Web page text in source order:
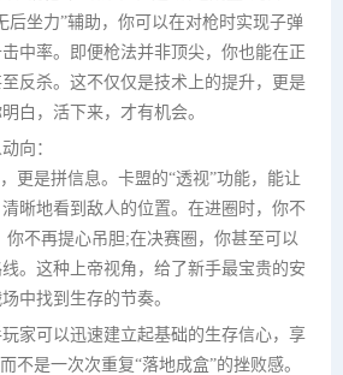
后坐力”辅助，你可以在对枪时实现子弹
中率。即便枪法并非顶尖，你也能在正
反杀。这不仅仅是技术上的提升，更是
白，活下来，才有机会。
向：
更是拼信息。卡盟的“透视”功能，能让
晰地看到敌人的位置。在进圈时，你不
你不再提心吊胆;在决赛圈，你甚至可以
。这种上帝视角，给了新手最宝贵的安
中找到生存的节奏。
家可以迅速建立起基础的生存信心，享
不是一次次重复“落地成盒”的挫败感。